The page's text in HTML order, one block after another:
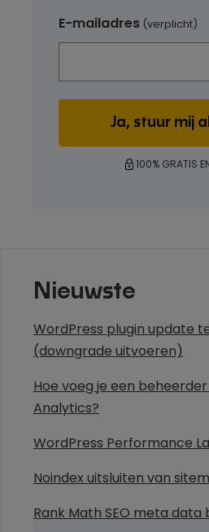
E-mailadres (verplicht)
100% GRATIS
Nieuwste
WordPress plugin update
(downgrade uitvoeren)
Hoe voeg je een
Analytics?
WordPress Performance
Noindex uitsluiten van
Rank Math SEO meta data